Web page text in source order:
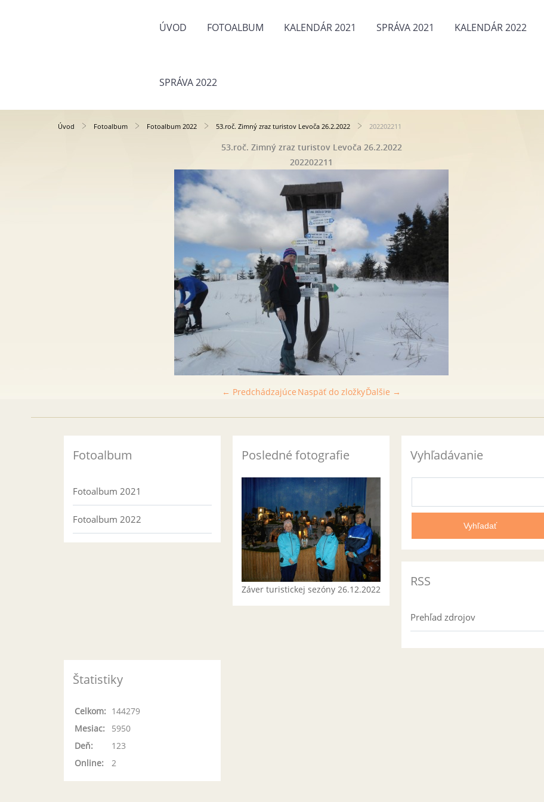
ÚVOD FOTOALBUM KALENDÁR 2021 SPRÁVA 2021 KALENDÁR 2022
SPRÁVA 2022
Úvod Fotoalbum Fotoalbum 2022 53.roč. Zimný zraz turistov Levoča 26.2.2022 202202211
53.roč. Zimný zraz turistov Levoča 26.2.2022
202202211
← Predchádzajúce Ďalšie →
Naspäť do zložky
Fotoalbum
Fotoalbum 2021
Fotoalbum 2022
Posledné fotografie
Záver turistickej sezóny 26.12.2022
Vyhľadávanie
RSS
Prehľad zdrojov
Štatistiky
Online: 2
Celkom: 144279
Mesiac:
5950
Deň:
123